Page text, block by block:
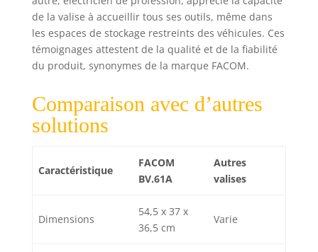
poignée
télescopique
repliable, pour
rouler la valise
avec le maximum
si elle est pleine à
craquer. Elle peut
avec sa poignée de
préhension
possède des plots
de stabilité pour
une meilleure
de la valise à accueillir tous ses outils, même dans
les espaces de stockage restreints des véhicules. Ces
témoignages attestent de la qualité et de la fiabilité
du produit, synonymes de la marque FACOM.
Comparaison avec d’autres
solutions
Caractéristique
FACOM
BV.61A
Autres
valises
Dimensions
54,5 x 37 x
36,5 cm
Varie